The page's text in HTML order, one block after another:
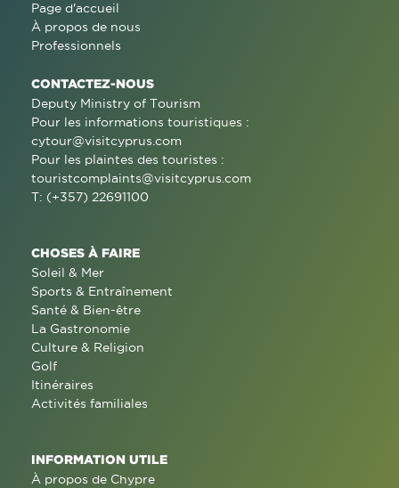
Page d'accueil
À propos de nous
Professionnels
CONTACTEZ-NOUS
Deputy Ministry of Tourism
Pour les informations touristiques :
cytour@visitcyprus.com
Pour les plaintes des touristes :
touristcomplaints@visitcyprus.com
T: (+357) 22691100
CHOSES À FAIRE
Soleil & Mer
Sports & Entraînement
Santé & Bien-être
La Gastronomie
Culture & Religion
Golf
Itinéraires
Activités familiales
INFORMATION UTILE
À propos de Chypre